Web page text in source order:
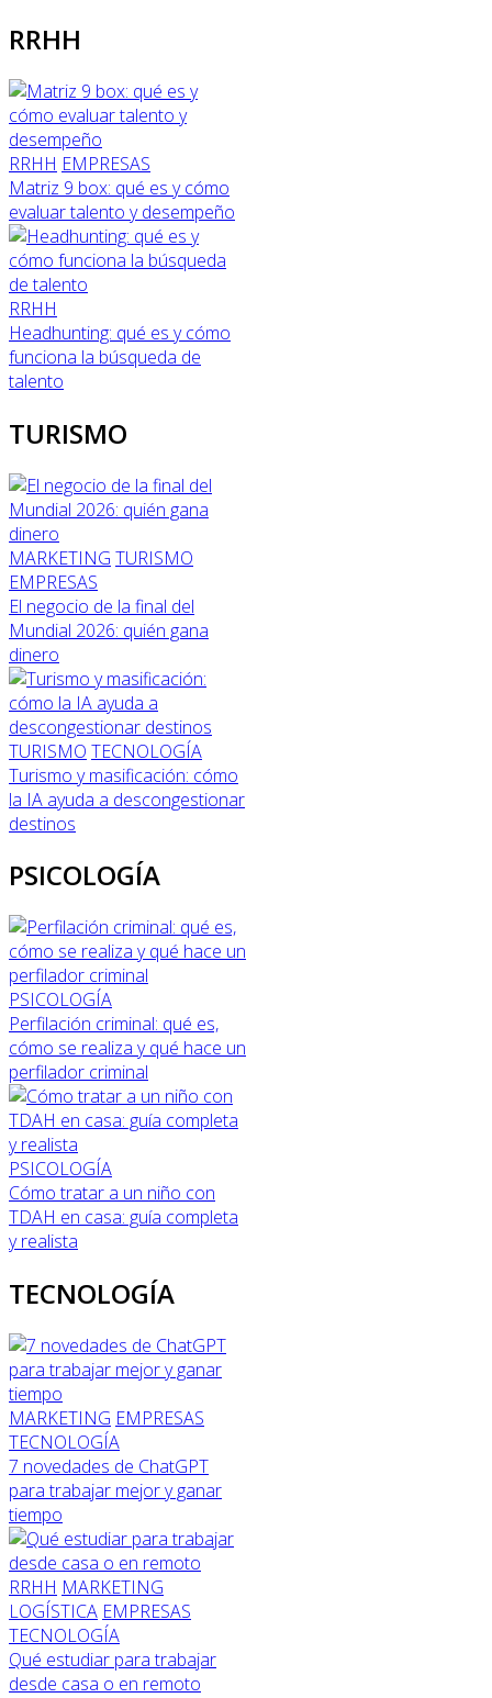
RRHH
RRHH EMPRESAS
Matriz 9 box: qué es y cómo
evaluar talento y desempeño
RRHH
Headhunting: qué es y cómo
funciona la búsqueda de
talento
TURISMO
MARKETING TURISMO
EMPRESAS
El negocio de la final del
Mundial 2026: quién gana
dinero
TURISMO TECNOLOGÍA
Turismo y masificación: cómo
la IA ayuda a descongestionar
destinos
PSICOLOGÍA
PSICOLOGÍA
Perfilación criminal: qué es,
cómo se realiza y qué hace un
perfilador criminal
PSICOLOGÍA
Cómo tratar a un niño con
TDAH en casa: guía completa
y realista
TECNOLOGÍA
MARKETING EMPRESAS
TECNOLOGÍA
7 novedades de ChatGPT
para trabajar mejor y ganar
tiempo
RRHH MARKETING
LOGÍSTICA EMPRESAS
TECNOLOGÍA
Qué estudiar para trabajar
desde casa o en remoto